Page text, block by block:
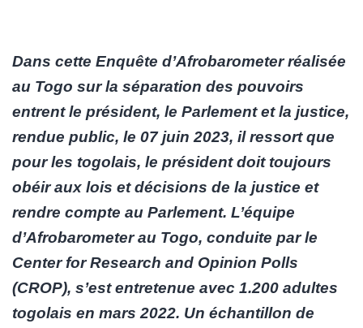
Dans cette Enquête d’Afrobarometer réalisée
au Togo sur la séparation des pouvoirs
entrent le président, le Parlement et la justice,
rendue public, le 07 juin 2023, il ressort que
pour les togolais, le président doit toujours
obéir aux lois et décisions de la justice et
rendre compte au Parlement. L’équipe
d’Afrobarometer au Togo, conduite par le
Center for Research and Opinion Polls
(CROP), s’est entretenue avec 1.200 adultes
togolais en mars 2022. Un échantillon de